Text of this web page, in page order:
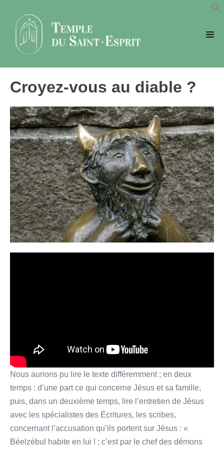
contenu
Croyez-vous au diable ?
Nous aurions pu lire le texte différemment ; en deux
temps : d’une part ce qui concerne Jésus et sa famille,
puis, dans un deuxième temps, lire l’entretien de Jésus
avec les spécialistes des Écritures, les scribes,
concernant l’accusation qu’ils portent sur Jésus : «
Béelzébul habite en lui ! ; c’est par le chef des démons